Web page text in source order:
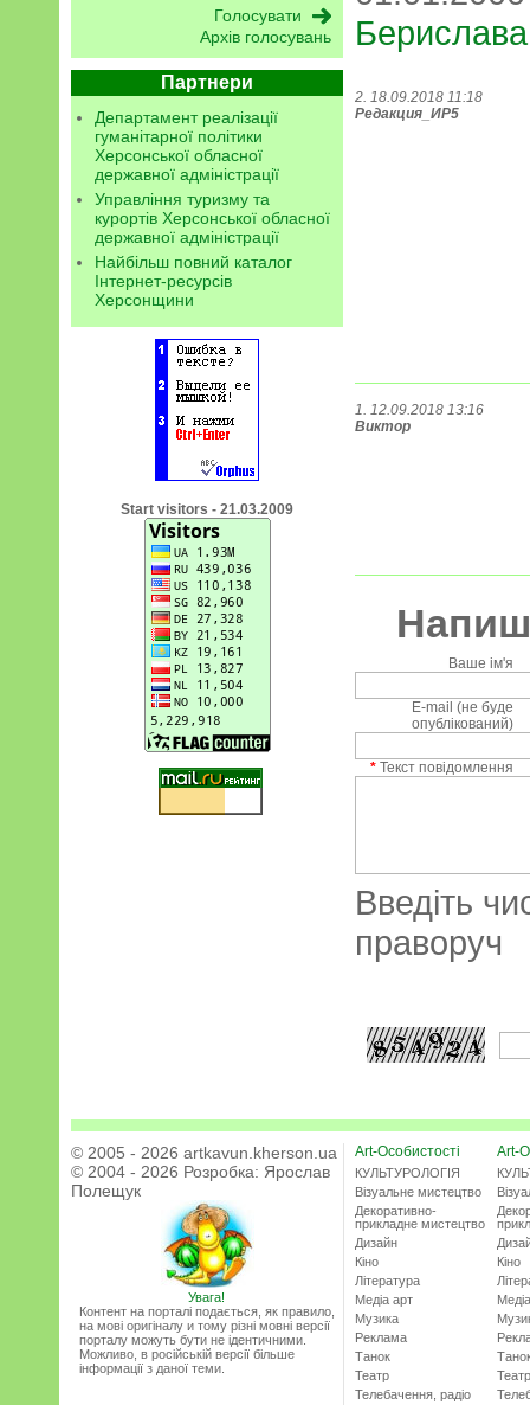
Архів голосувань
Партнери
Департамент реалізації
гуманітарної політики
Херсонської обласної
державної адміністрації
Управління туризму та
курортів Херсонської обласної
державної адміністрації
Найбільш повний каталог
Інтернет-ресурсів
Херсонщини
Start visitors - 21.03.2009
Берислава
2. 18.09.2018 11:18
Редакция_ИР5
1. 12.09.2018 13:16
Виктор
Ваше ім'я
E-mail (не буде
опублікований)
* Текст повідомлення
Введіть
праворуч
© 2005 - 2026 artkavun.kherson.ua
© 2004 - 2026 Розробка: Ярослав
Полещук
Увага!
Контент на порталі подається, як правило,
на мові оригіналу и тому різні мовні версії
порталу можуть бути не ідентичними.
Можливо, в російській версії більше
інформації з даної теми.
Art-Особистості
КУЛЬТУРОЛОГІЯ
Візуальне мистецтво
Декоративно-
прикладне мистецтво
Дизайн
Кіно
Література
Медіа арт
Музика
Реклама
Танок
Театр
Телебачення, радіо
Art-
Кіно
Театр